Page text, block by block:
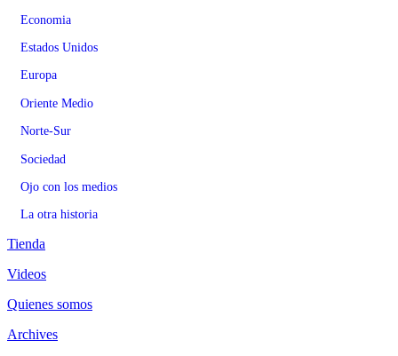
Economia
Estados Unidos
Europa
Oriente Medio
Norte-Sur
Sociedad
Ojo con los medios
La otra historia
Tienda
Videos
Quienes somos
Archives